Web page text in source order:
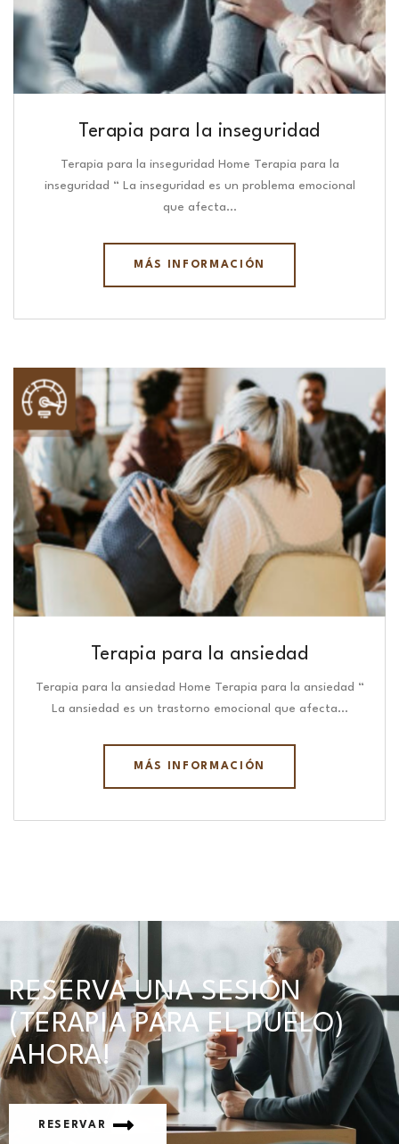
Terapia para la inseguridad
Terapia para la inseguridad Home Terapia para la
inseguridad “ La inseguridad es un problema emocional
que afecta…
MÁS INFORMACIÓN
Terapia para la ansiedad
Terapia para la ansiedad Home Terapia para la ansiedad “
La ansiedad es un trastorno emocional que afecta…
MÁS INFORMACIÓN
RESERVA UNA SESIÓN
(TERAPIA PARA EL DUELO)
AHORA!
RESERVAR